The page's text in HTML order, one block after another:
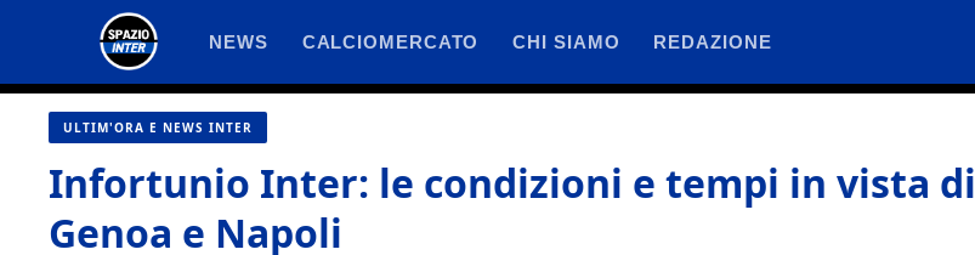
contenuto
NEWS CALCIOMERCATO CHI SIAMO REDAZIONE
ULTIM'ORA E NEWS INTER
Infortunio Inter: le condizioni e tempi in vista di
Genoa e Napoli